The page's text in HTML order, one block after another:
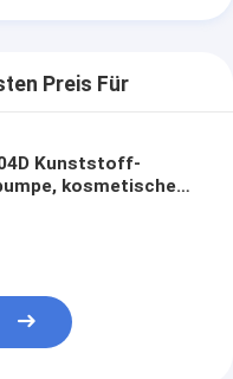
Preis Für
Kunststoff-
kosmetische